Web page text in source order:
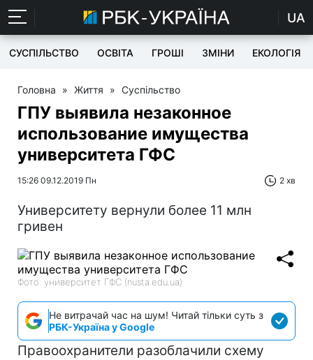
UA
СУСПІЛЬСТВО ОСВІТА ГРОШІ ЗМІНИ ЕКОЛОГІЯ
Головна » Життя » Суспільство
ГПУ выявила незаконное
использование имущества
университета ГФС
15:26 09.12.2019 Пн 2 хв
Университету вернули более 11 млн
гривен
Фото: университет ГФС (nusta.edu.ua)
Не витрачай час на шум! Читай тільки суть з
РБК-Україна у Google
Правоохранители разоблачили схему